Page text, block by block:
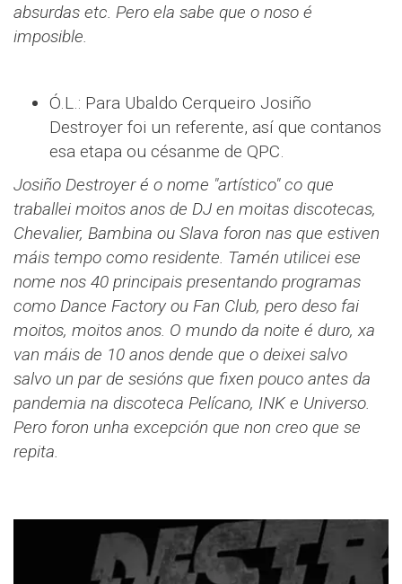
absurdas etc. Pero ela sabe que o noso é
imposible.
Ó.L.: Para Ubaldo Cerqueiro Josiño
Destroyer foi un referente, así que contanos
esa etapa ou césanme de QPC.
Josiño Destroyer é o nome "artístico" co que
traballei moitos anos de DJ en moitas discotecas,
Chevalier, Bambina ou Slava foron nas que estiven
máis tempo como residente. Tamén utilicei ese
nome nos 40 principais presentando programas
como Dance Factory ou Fan Club, pero deso fai
moitos, moitos anos. O mundo da noite é duro, xa
van máis de 10 anos dende que o deixei salvo
salvo un par de sesións que fixen pouco antes da
pandemia na discoteca Pelícano, INK e Universo.
Pero foron unha excepción que non creo que se
repita.